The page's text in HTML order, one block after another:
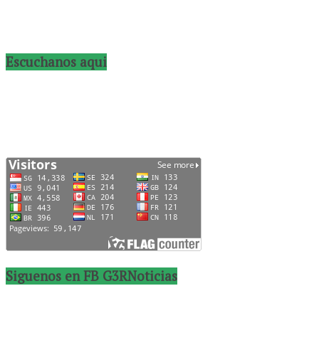
Escuchanos aqui
Siguenos en FB G3RNoticias